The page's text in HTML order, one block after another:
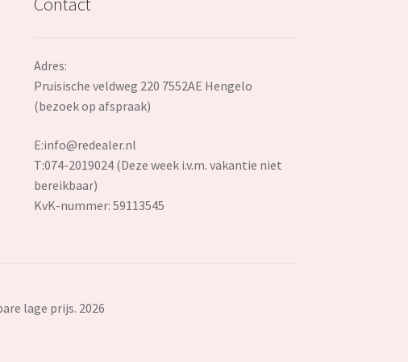
Adres:
Pruisische veldweg 220 7552AE Hengelo
(bezoek op afspraak)
E:info@redealer.nl
T:074-2019024 (Deze week i.v.m. vakantie niet
bereikbaar)
KvK-nummer: 59113545
lage prijs. 2026